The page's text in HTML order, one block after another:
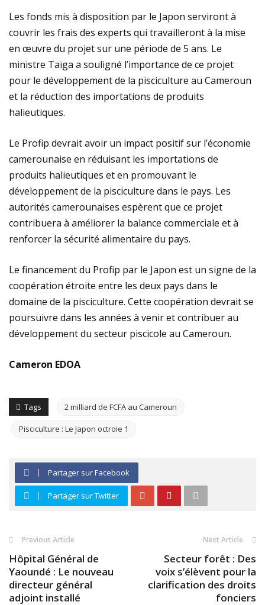
Les fonds mis à disposition par le Japon serviront à
couvrir les frais des experts qui travailleront à la mise
en œuvre du projet sur une période de 5 ans. Le
ministre Taïga a souligné l’importance de ce projet
pour le développement de la pisciculture au Cameroun
et la réduction des importations de produits
halieutiques.
Le Profip devrait avoir un impact positif sur l’économie
camerounaise en réduisant les importations de
produits halieutiques et en promouvant le
développement de la pisciculture dans le pays. Les
autorités camerounaises espèrent que ce projet
contribuera à améliorer la balance commerciale et à
renforcer la sécurité alimentaire du pays.
Le financement du Profip par le Japon est un signe de la
coopération étroite entre les deux pays dans le
domaine de la pisciculture. Cette coopération devrait se
poursuivre dans les années à venir et contribuer au
développement du secteur piscicole au Cameroun.
Cameron EDOA
Tags 2 milliard de FCFA au Cameroun
Pisciculture : Le Japon octroie 1
Partager sur Facebook
Partager sur Twitter
Previous Article
Hôpital Général de
Yaoundé : Le nouveau
directeur général
adjoint installé
Next Article
Secteur forêt : Des
voix s’élèvent pour la
clarification des droits
fonciers